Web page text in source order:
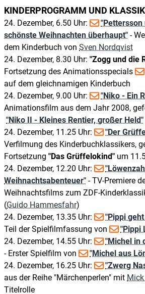
KINDERPROGRAMM UND
24. Dezember, 6.50 Uhr:
"Pettersson
schönste Weihnachten überhaupt" -
dem Kinderbuch von Sven Nordqvist
24. Dezember, 8.30 Uhr: "Zogg und die
Fortsetzung des Animationsspecials
auf dem gleichnamigen Kinderbuch
24. Dezember, 9.00 Uhr:
"Niko - Ein
Animationsfilm aus dem Jahr 2008,
"Niko II - Kleines Rentier, großer Held"
24. Dezember, 11.25 Uhr:
"Der
Verfilmung des Kinderbuchklassikers,
Fortsetzung "Das Grüffelokind" um
24. Dezember, 12.20 Uhr:
Weihnachtsabenteuer" - TV-Premiere
Weihnachtsfilms zum ZDF-
(Guido Hammesfahr)
24. Dezember, 13.35 Uhr:
"Pippi
Teil der Spielfilmfassung von
"Pippi
24. Dezember, 14.55 Uhr:
"Michel in
- Erster Spielfilm von
"Michel aus
24. Dezember, 16.25 Uhr:
"Zwerg
aus der Reihe "Märchenperlen" mit
Titelrolle